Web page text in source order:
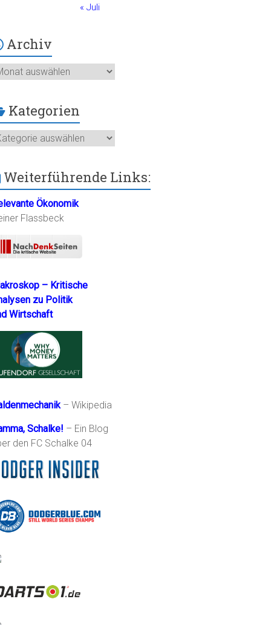
« Juli
Archiv
Kategorien
Weiterführende Links:
Ökonomik
Flassbeck
– Kritische
zu Politik
Wirtschaft
– Wikipedia
Schalke! – Ein Blog
den FC Schalke 04